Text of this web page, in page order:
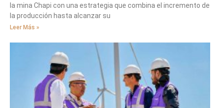
la mina Chapi con una estrategia que combina el incremento de
la producción hasta alcanzar su
Leer Más »